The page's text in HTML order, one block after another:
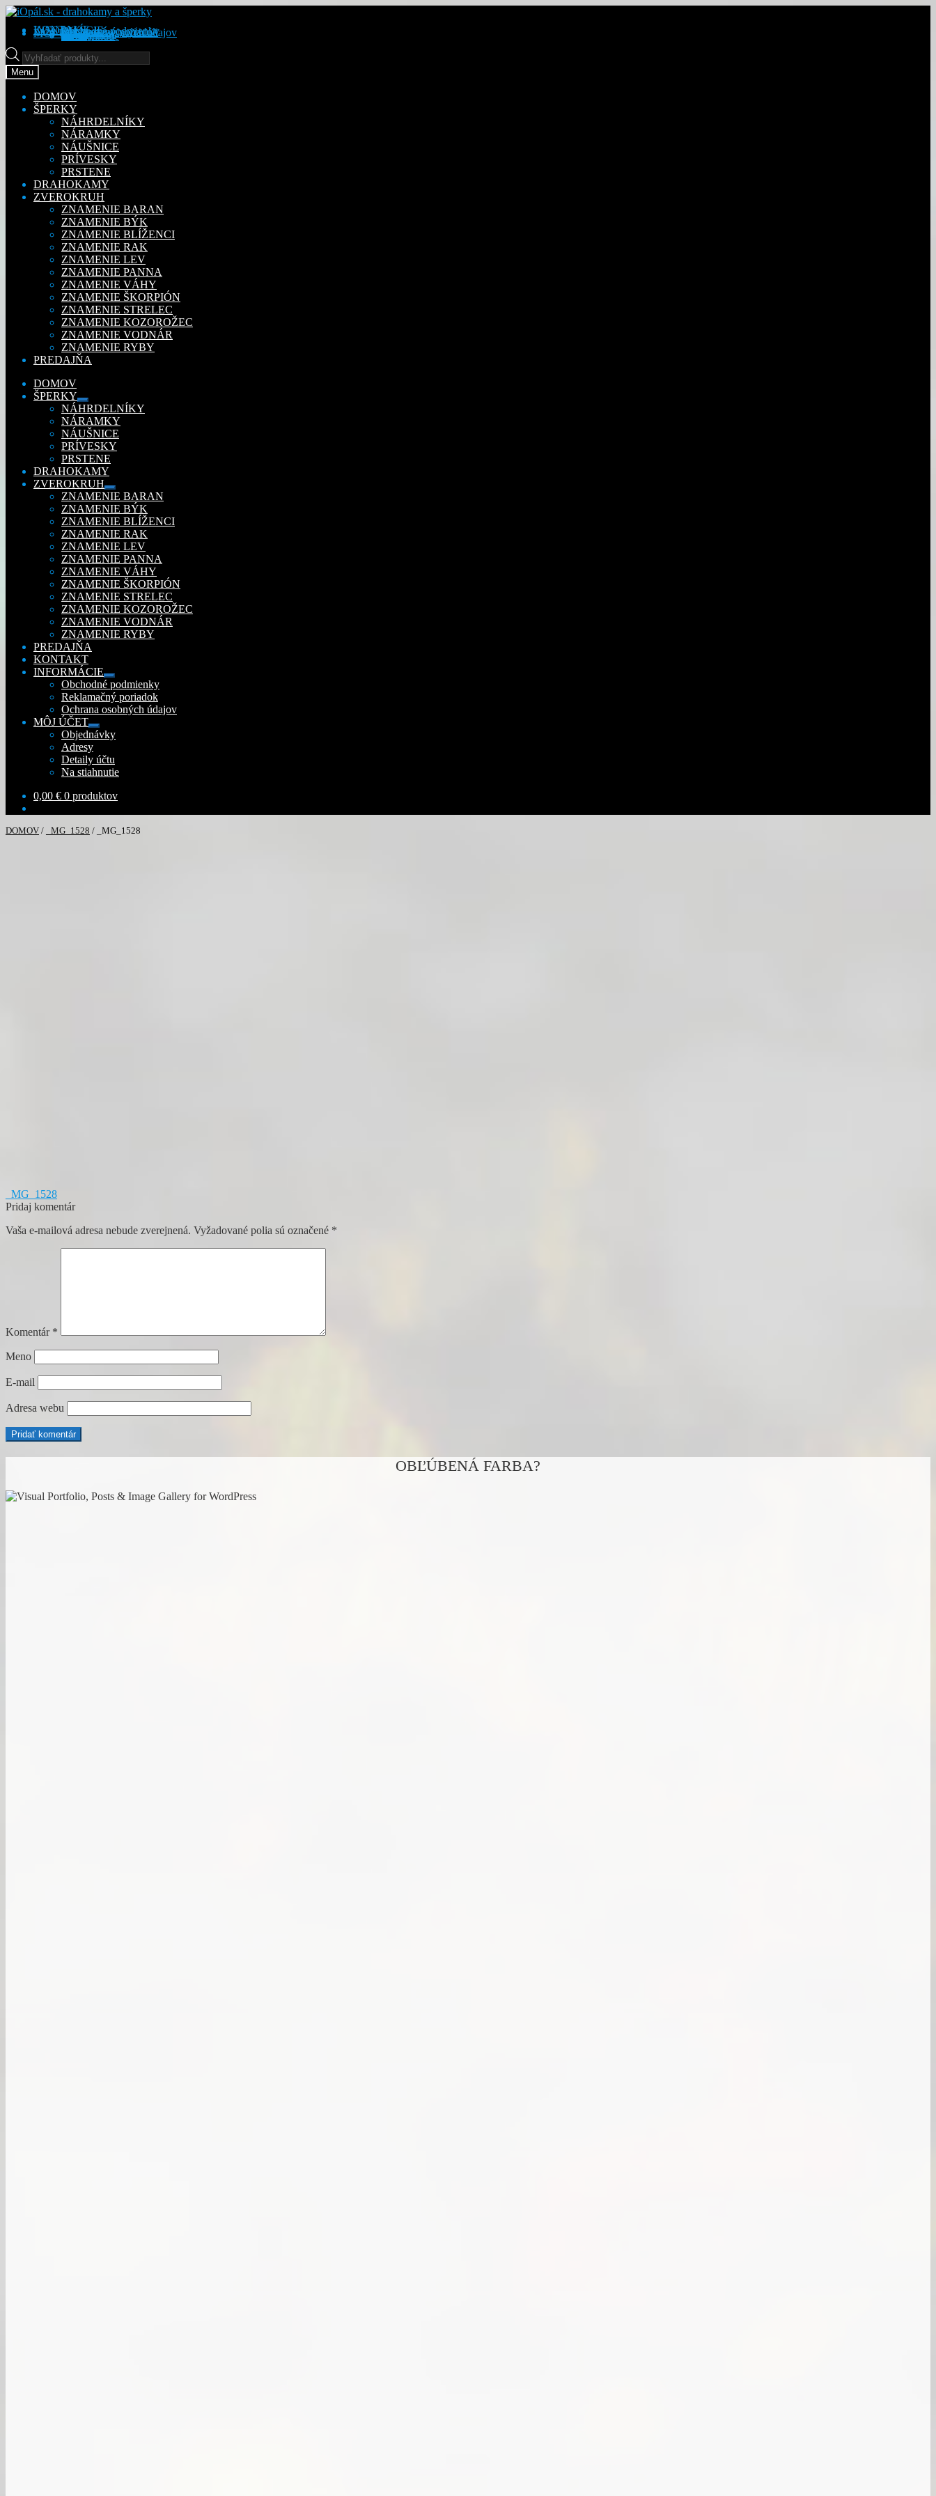
Preskočiť
navigáciu
Preskočiť
obsah
KONTAKT
INFORMÁCIE
Obchodné podmienky
Reklamačný poriadok
Ochrana osobných údajov
MÔJ ÚČETObjednávky
Adresy
Detaily účtu
Na stiahnutie
Products
search
Menu
DOMOV
ŠPERKY
NÁHRDELNÍKY
NÁRAMKY
NÁUŠNICE
PRÍVESKY
PRSTENE
DRAHOKAMY
ZVEROKRUH
ZNAMENIE BARAN
ZNAMENIE BÝK
ZNAMENIE BLÍŽENCI
ZNAMENIE RAK
ZNAMENIE LEV
ZNAMENIE PANNA
ZNAMENIE VÁHY
ZNAMENIE ŠKORPIÓN
ZNAMENIE STRELEC
ZNAMENIE KOZOROŽEC
ZNAMENIE VODNÁR
ZNAMENIE RYBY
PREDAJŇA
DOMOV
ŠPERKY
Rozbaliť
podradené
menu
NÁHRDELNÍKY
NÁRAMKY
NÁUŠNICE
PRÍVESKY
PRSTENE
DRAHOKAMY
ZVEROKRUH
Rozbaliť
podradené
menu
ZNAMENIE BARAN
ZNAMENIE BÝK
ZNAMENIE BLÍŽENCI
ZNAMENIE RAK
ZNAMENIE LEV
ZNAMENIE PANNA
ZNAMENIE VÁHY
ZNAMENIE ŠKORPIÓN
ZNAMENIE STRELEC
ZNAMENIE KOZOROŽEC
ZNAMENIE VODNÁR
ZNAMENIE RYBY
PREDAJŇA
KONTAKT
INFORMÁCIE
Rozbaliť
podradené
menu
Obchodné podmienky
Reklamačný poriadok
Ochrana osobných údajov
MÔJ ÚČET
Rozbaliť
podradené
Objednávky
Adresy
Detaily účtu
Na stiahnutie
0,00 € 0 produktov
DOMOV / _MG_1528 / _MG_1528
Navigácia
v
článku
Predchádzajúci
článok:
_MG_1528
Pridaj komentár
Vaša e-mailová adresa nebude zverejnená. Vyžadované polia sú označené *
Komentár *
Meno
E-mail
Adresa webu
OBĽÚBENÁ FARBA?